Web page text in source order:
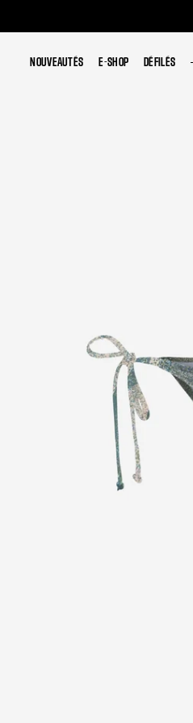
NOUVEAUTÉS E-SHOP DÉFILÉS
NOUVEAUTÉS E-SHOP DÉFILÉS